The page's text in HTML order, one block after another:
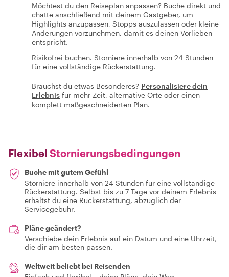
Möchtest du den Reiseplan anpassen? Buche direkt und
chatte anschließend mit deinem Gastgeber, um
Highlights anzupassen, Stopps auszulassen oder kleine
Änderungen vorzunehmen, damit es deinen Vorlieben
entspricht.
Risikofrei buchen. Storniere innerhalb von 24 Stunden
für eine vollständige Rückerstattung.
Brauchst du etwas Besonderes? Personalisiere dein
Erlebnis für mehr Zeit, alternative Orte oder einen
komplett maßgeschneiderten Plan.
Flexibel Stornierungsbedingungen
Buche mit gutem Gefühl
Storniere innerhalb von 24 Stunden für eine vollständige
Rückerstattung. Selbst bis zu 7 Tage vor deinem Erlebnis
erhältst du eine Rückerstattung, abzüglich der
Servicegebühr.
Pläne geändert?
Verschiebe dein Erlebnis auf ein Datum und eine Uhrzeit,
die dir am besten passen.
Weltweit beliebt bei Reisenden